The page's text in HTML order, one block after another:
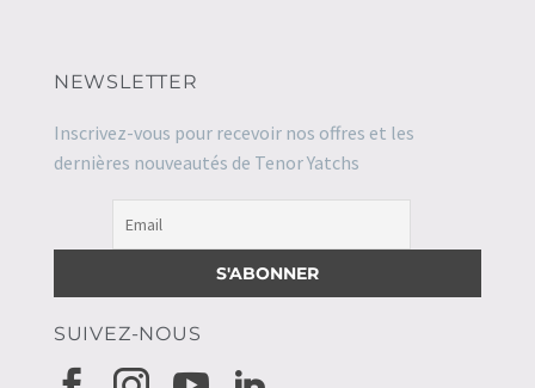
NEWSLETTER
Inscrivez-vous pour recevoir nos offres et les
dernières nouveautés de Tenor Yatchs
SUIVEZ-NOUS